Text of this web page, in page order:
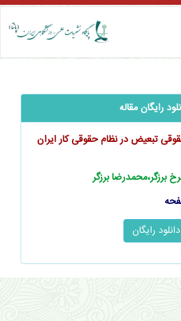
رایگان مقاله
تبعیض در نظام حقوقی کار ایران
برزگر،محمدرضا برزگر